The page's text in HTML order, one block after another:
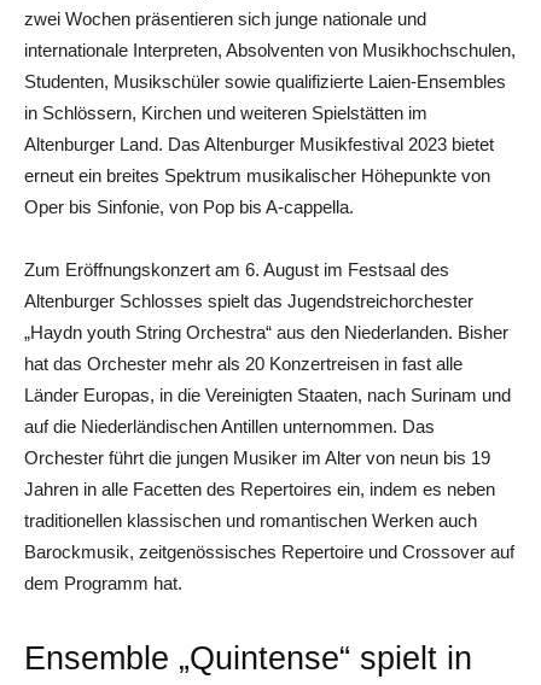
zwei Wochen präsentieren sich junge nationale und
internationale Interpreten, Absolventen von Musikhochschulen,
Studenten, Musikschüler sowie qualifizierte Laien-Ensembles
in Schlössern, Kirchen und weiteren Spielstätten im
Altenburger Land. Das Altenburger Musikfestival 2023 bietet
erneut ein breites Spektrum musikalischer Höhepunkte von
Oper bis Sinfonie, von Pop bis A-cappella.
Zum Eröffnungskonzert am 6. August im Festsaal des
Altenburger Schlosses spielt das Jugendstreichorchester
„Haydn youth String Orchestra“ aus den Niederlanden. Bisher
hat das Orchester mehr als 20 Konzertreisen in fast alle
Länder Europas, in die Vereinigten Staaten, nach Surinam und
auf die Niederländischen Antillen unternommen. Das
Orchester führt die jungen Musiker im Alter von neun bis 19
Jahren in alle Facetten des Repertoires ein, indem es neben
traditionellen klassischen und romantischen Werken auch
Barockmusik, zeitgenössisches Repertoire und Crossover auf
dem Programm hat.
Ensemble „Quintense“ spielt in